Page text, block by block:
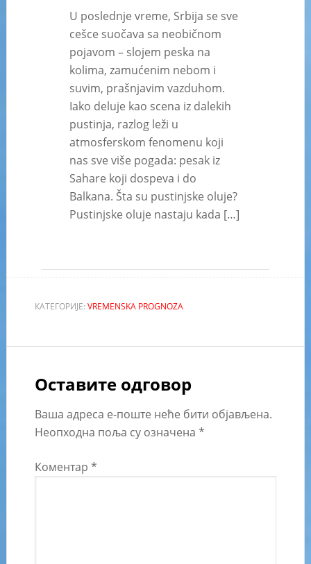
U poslednje vreme, Srbija se sve
cešce suočava sa neobičnom
pojavom – slojem peska na
kolima, zamućenim nebom i
suvim, prašnjavim vazduhom.
Iako deluje kao scena iz dalekih
pustinja, razlog leži u
atmosferskom fenomenu koji
nas sve više pogada: pesak iz
Sahare koji dospeva i do
Balkana. Šta su pustinjske oluje?
Pustinjske oluje nastaju kada […]
КАТЕГОРИЈЕ: VREMENSKA PROGNOZA
Оставите одговор
Ваша адреса е-поште неће бити објављена.
Неопходна поља су означена *
Коментар *